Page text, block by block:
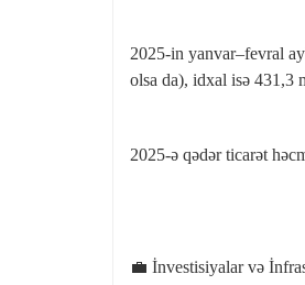
2025‑in yanvar–fevral
olsa da), idxal isə 431,3
2025‑ə qədər ticarət
💼 İnvestisiyalar və